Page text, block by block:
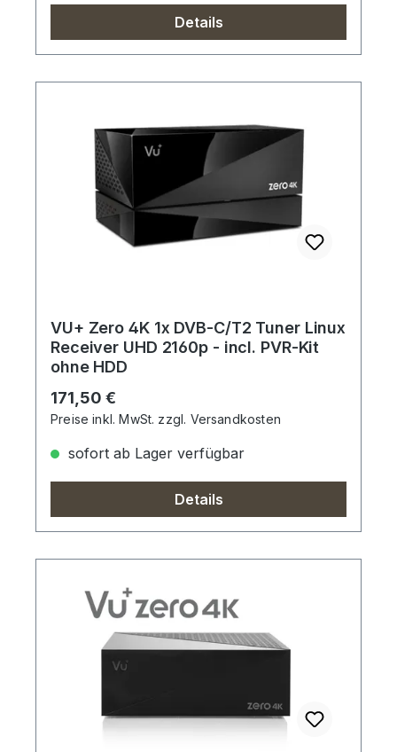
Details
VU+ Zero 4K 1x DVB-C/T2 Tuner Linux
Receiver UHD 2160p - incl. PVR-Kit
ohne HDD
Regulärer Preis:
171,50 €
Preise inkl. MwSt. zzgl. Versandkosten
sofort ab Lager verfügbar
Details